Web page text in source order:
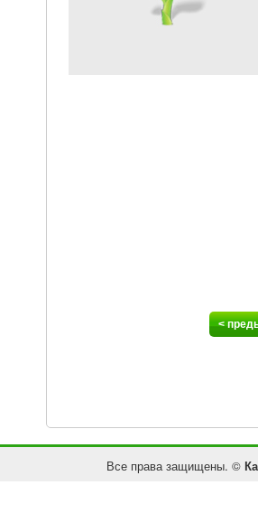
<
Все права защищены. ©